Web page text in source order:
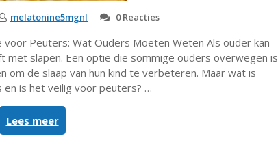
melatonine5mgnl 0 Reacties
Peuters: Wat Ouders Moeten Weten Als ouder kan
slapen. Een optie die sommige ouders overwegen is
om de slaap van hun kind te verbeteren. Maar wat is
en is het veilig voor peuters? …
Lees meer“Melatonine
voor
Peuters: